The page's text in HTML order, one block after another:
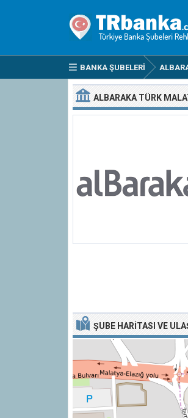
BANKA ŞUBELERI
ALBARAKA TÜRK
ŞUBE HARITASI VE